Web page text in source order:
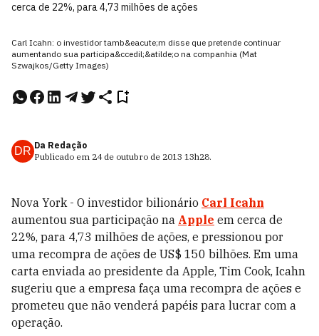
cerca de 22%, para 4,73 milhões de ações
Carl Icahn: o investidor tamb&eacute;m disse que pretende continuar
aumentando sua participa&ccedil;&atilde;o na companhia (Mat
Szwajkos/Getty Images)
DR Da Redação
Publicado em 24 de outubro de 2013 13h28.
Nova York - O investidor bilionário Carl Icahn
aumentou sua participação na Apple em cerca de
22%, para 4,73 milhões de ações, e pressionou por
uma recompra de ações de US$ 150 bilhões. Em uma
carta enviada ao presidente da Apple, Tim Cook, Icahn
sugeriu que a empresa faça uma recompra de ações e
prometeu que não venderá papéis para lucrar com a
operação.